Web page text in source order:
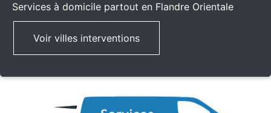
Services à domicile partout en Flandre Orientale
Voir villes interventions